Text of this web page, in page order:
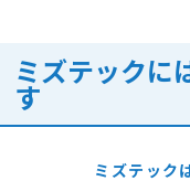
ミズテックに
す
ミズテック